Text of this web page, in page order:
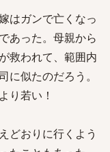
はガンで亡くなっ
あった。母親から
救われて、範囲内
に似たのだろう。
り若い！
どおりに行くよう